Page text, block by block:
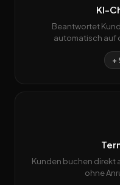
KI-
Beantwortet
automatisch auf
+
Kunden buchen direkt
ohne